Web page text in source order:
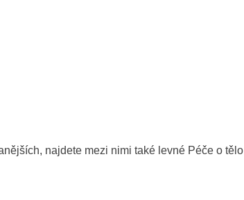
najdete mezi nimi také levné Péče o